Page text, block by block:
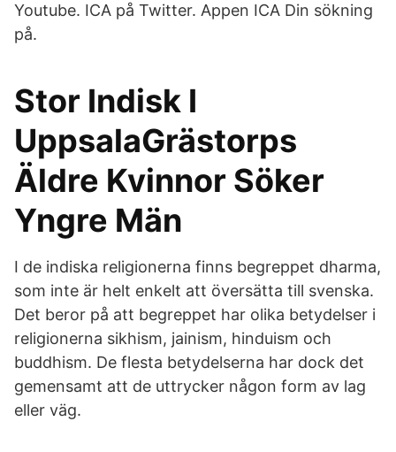
Youtube. ICA på Twitter. Appen ICA Din sökning
på.
Stor Indisk I
UppsalaGrästorps
Äldre Kvinnor Söker
Yngre Män
I de indiska religionerna finns begreppet dharma,
som inte är helt enkelt att översätta till svenska.
Det beror på att begreppet har olika betydelser i
religionerna sikhism, jainism, hinduism och
buddhism. De flesta betydelserna har dock det
gemensamt att de uttrycker någon form av lag
eller väg.